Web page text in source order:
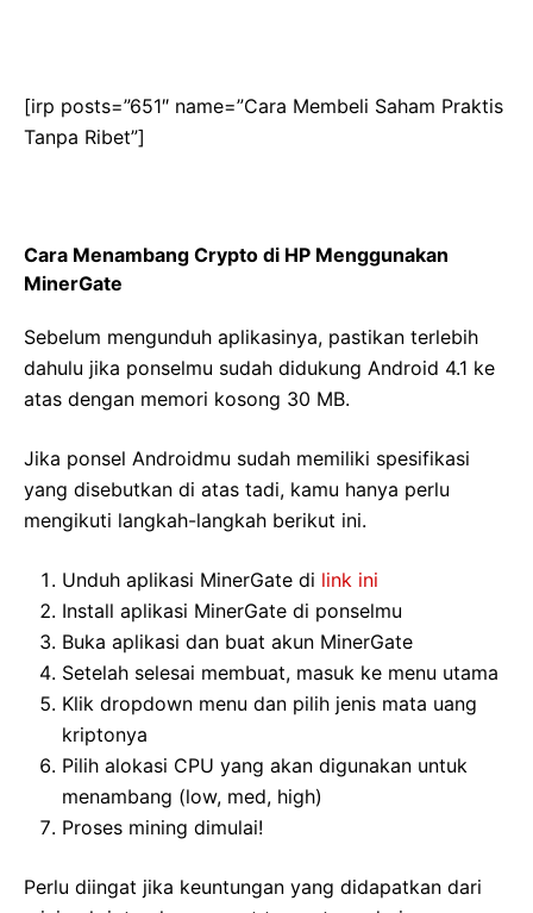
[irp posts=”651″ name=”Cara Membeli Saham Praktis
Tanpa Ribet”]
Cara Menambang Crypto di HP Menggunakan
MinerGate
Sebelum mengunduh aplikasinya, pastikan terlebih
dahulu jika ponselmu sudah didukung Android 4.1 ke
atas dengan memori kosong 30 MB.
Jika ponsel Androidmu sudah memiliki spesifikasi
yang disebutkan di atas tadi, kamu hanya perlu
mengikuti langkah-langkah berikut ini.
Unduh aplikasi MinerGate di link ini
Install aplikasi MinerGate di ponselmu
Buka aplikasi dan buat akun MinerGate
Setelah selesai membuat, masuk ke menu utama
Klik dropdown menu dan pilih jenis mata uang
kriptonya
Pilih alokasi CPU yang akan digunakan untuk
menambang (low, med, high)
Proses mining dimulai!
Perlu diingat jika keuntungan yang didapatkan dari